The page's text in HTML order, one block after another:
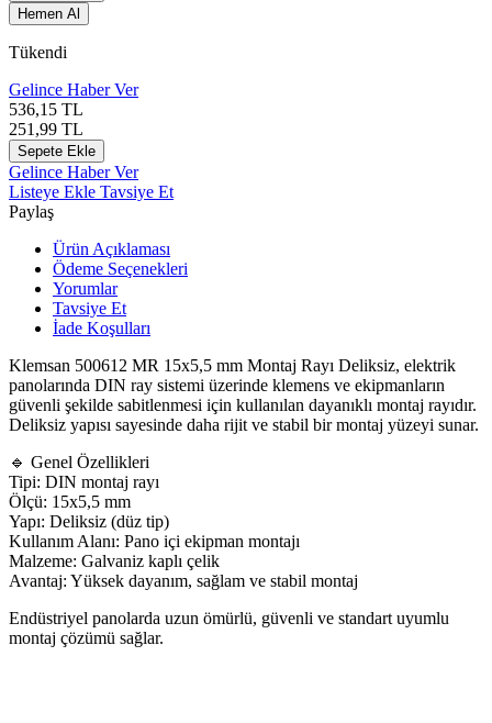
Hemen Al
Tükendi
Gelince Haber Ver
536,15 TL
251,99 TL
Sepete Ekle
Gelince Haber Ver
Listeye Ekle Tavsiye Et
Paylaş
Ürün Açıklaması
Ödeme Seçenekleri
Yorumlar
Tavsiye Et
İade Koşulları
Klemsan 500612 MR 15x5,5 mm Montaj Rayı Deliksiz, elektrik
panolarında DIN ray sistemi üzerinde klemens ve ekipmanların
güvenli şekilde sabitlenmesi için kullanılan dayanıklı montaj rayıdır.
Deliksiz yapısı sayesinde daha rijit ve stabil bir montaj yüzeyi sunar.
🔹 Genel Özellikleri
Tipi: DIN montaj rayı
Ölçü: 15x5,5 mm
Yapı: Deliksiz (düz tip)
Kullanım Alanı: Pano içi ekipman montajı
Malzeme: Galvaniz kaplı çelik
Avantaj: Yüksek dayanım, sağlam ve stabil montaj
Endüstriyel panolarda uzun ömürlü, güvenli ve standart uyumlu
montaj çözümü sağlar.